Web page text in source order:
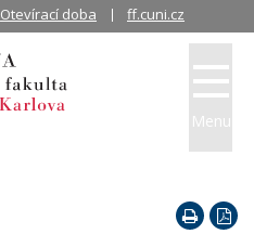
Menu
Otevírací doba ff.cuni.cz